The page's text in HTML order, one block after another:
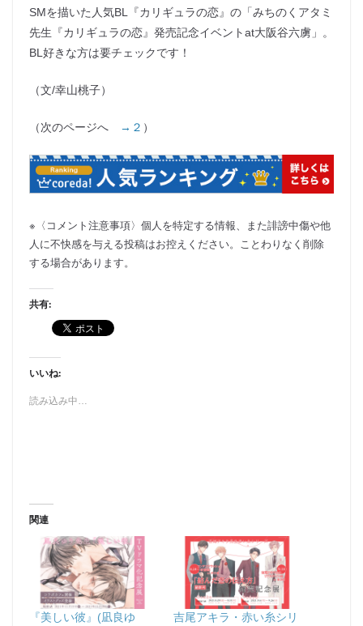
SMを描いた人気BL『カリギュラの恋』の「みちのくアタミ
先生『カリギュラの恋』発売記念イベントat大阪谷六虜」。
BL好きな方は要チェックです！
（文/幸山桃子）
（次のページへ →２ ）
※〈コメント注意事項〉個人を特定する情報、また誹謗中傷や他
人に不快感を与える投稿はお控えください。ことわりなく削除
する場合があります。
共有:
いいね:
読み込み中…
関連
『美しい彼』(凪良ゆ 吉尾アキラ・赤い糸シリ